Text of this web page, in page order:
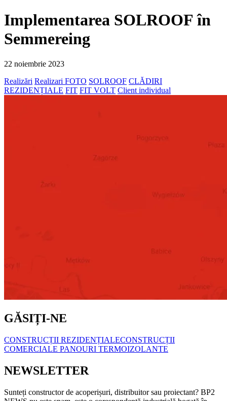
Implementarea SOLROOF în
Semmereing
22 noiembrie 2023
Realizări Realizari FOTO SOLROOF CLĂDIRI
REZIDENȚIALE FIT FIT VOLT Client individual
GĂSIȚI-NE
CONSTRUCȚII REZIDENȚIALECONSTRUCȚII
COMERCIALE PANOURI TERMOIZOLANTE
NEWSLETTER
Sunteți constructor de acoperișuri, distribuitor sau proiectant? BP2